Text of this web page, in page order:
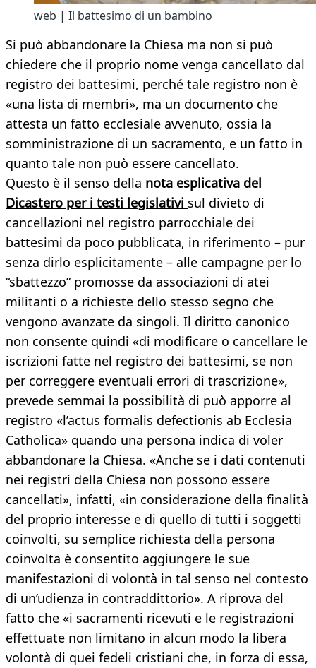
web | Il battesimo di un bambino
Si può abbandonare la Chiesa ma non si può
chiedere che il proprio nome venga cancellato dal
registro dei battesimi, perché tale registro non è
«una lista di membri», ma un documento che
attesta un fatto ecclesiale avvenuto, ossia la
somministrazione di un sacramento, e un fatto in
quanto tale non può essere cancellato.
Questo è il senso della nota esplicativa del
Dicastero per i testi legislativi sul divieto di
cancellazioni nel registro parrocchiale dei
battesimi da poco pubblicata, in riferimento – pur
senza dirlo esplicitamente – alle campagne per lo
“sbattezzo” promosse da associazioni di atei
militanti o a richieste dello stesso segno che
vengono avanzate da singoli. Il diritto canonico
non consente quindi «di modificare o cancellare le
iscrizioni fatte nel registro dei battesimi, se non
per correggere eventuali errori di trascrizione»,
prevede semmai la possibilità di può apporre al
registro «l’actus formalis defectionis ab Ecclesia
Catholica» quando una persona indica di voler
abbandonare la Chiesa. «Anche se i dati contenuti
nei registri della Chiesa non possono essere
cancellati», infatti, «in considerazione della finalità
del proprio interesse e di quello di tutti i soggetti
coinvolti, su semplice richiesta della persona
coinvolta è consentito aggiungere le sue
manifestazioni di volontà in tal senso nel contesto
di un’udienza in contraddittorio». A riprova del
fatto che «i sacramenti ricevuti e le registrazioni
effettuate non limitano in alcun modo la libera
volontà di quei fedeli cristiani che, in forza di essa,